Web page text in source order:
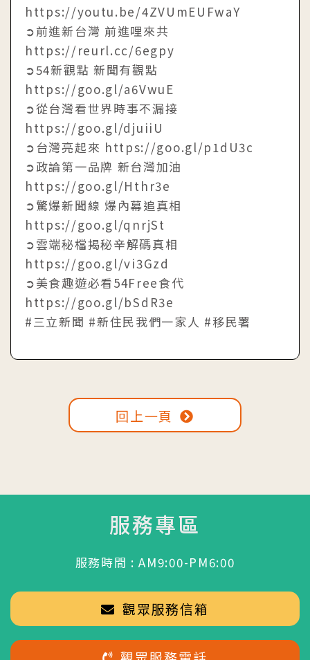
https://youtu.be/4ZVUmEUFwaY
➲前進新台灣 前進哩來共
https://reurl.cc/6egpy
➲54新觀點 新聞有觀點
https://goo.gl/a6VwuE
➲從台灣看世界時事不漏接
https://goo.gl/djuiiU
➲台灣亮起來 https://goo.gl/p1dU3c
➲政論第一品牌 新台灣加油
https://goo.gl/Hthr3e
➲驚爆新聞線 爆內幕追真相
https://goo.gl/qnrjSt
➲雲端秘檔揭秘辛解碼真相
https://goo.gl/vi3Gzd
➲美食趣遊必看54Free食代
https://goo.gl/bSdR3e
#三立新聞 #新住民我們一家人 #移民署
回上一頁
服務專區
服務時間 : AM9:00-PM6:00
觀眾服務信箱